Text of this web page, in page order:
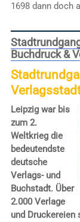
1698 dann doch
Buchdruck &
Leipzig war bis
zum 2.
Weltkrieg die
bedeutendste
deutsche
Verlags- und
Buchstadt. Über
2.000 Verlage
und Druckereien